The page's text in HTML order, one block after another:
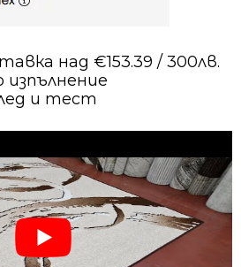
над €153.39 / 300лв.
изпълнение
и тест